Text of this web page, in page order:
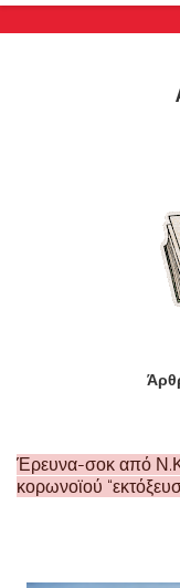
Έρευνα-σοκ από
κορωνοϊού